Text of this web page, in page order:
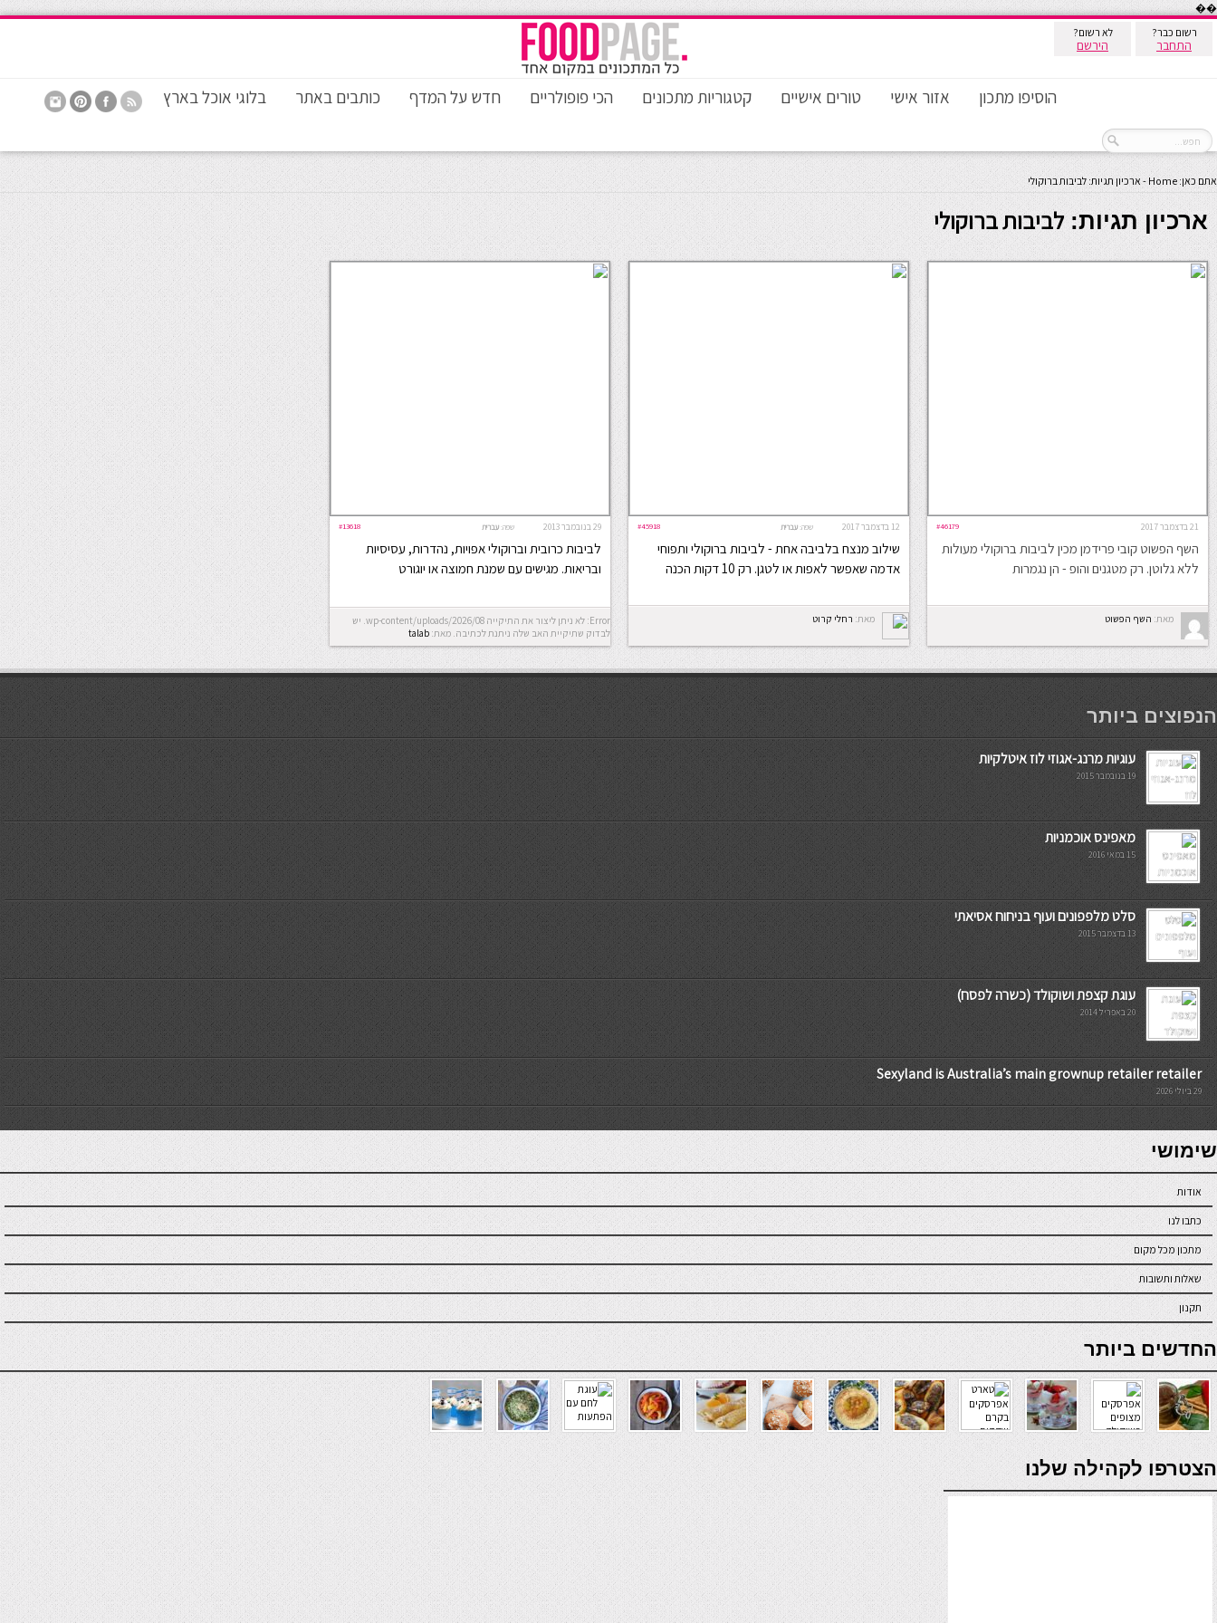
��
רשום כבר?
התחבר
לא רשום?
הירשם
הוסיפו מתכון אזור אישי טורים אישיים קטגוריות מתכונים הכי פופולריים חדש על המדף כותבים באתר בלוגי אוכל בארץ
אתם כאן: Home
- ארכיון תגיות: לביבות ברוקולי
ארכיון תגיות:לביבות ברוקולי
21 בדצמבר 2017 #46179
השף הפשוט קובי פרידמן מכין לביבות ברוקולי מעולות
ללא גלוטן. רק מטגנים והופ - הן נגמרות
מאת: השף הפשוט
12 בדצמבר 2017 #45918 שפה: עברית
שילוב מנצח בלביבה אחת - לביבות ברוקולי ותפוחי
אדמה שאפשר לאפות או לטגן. רק 10 דקות הכנה
מאת: רחלי קרוט
29 בנובמבר 2013 #13618 שפה: עברית
לביבות כרובית וברוקולי אפויות, נהדרות, עסיסיות
ובריאות. מגישים עם שמנת חמוצה או יוגורט
Error: לא ניתן ליצור את התיקייה wp-content/uploads/2026/08. יש
לבדוק שתיקיית האב שלה ניתנת לכתיבה. מאת: talab
мостбет кг
הנפוצים ביותר
עוגיות מרנג-אגוזי לוז איטלקיות
19 בנובמבר 2015
מאפינס אוכמניות
15 במאי 2016
סלט מלפפונים ועוף בניחוח אסיאתי
13 בדצמבר 2015
עוגת קצפת ושוקולד (כשרה לפסח)
20 באפריל 2014
Sexyland is Australia’s main grownup retailer retailer
29 ביולי 2026
7slots
seriöse online casinos österreich
שימושי
אודות
כתבו לנו
מתכון מכל מקום
שאלות ותשובות
תקנון
online casino
החדשים ביותר
verde casino
הצטרפו לקהילה שלנו